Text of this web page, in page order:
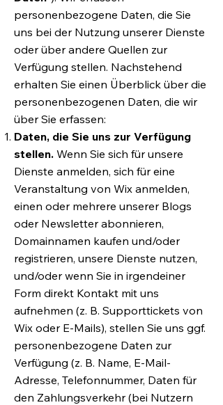
personenbezogene Daten, die Sie
uns bei der Nutzung unserer Dienste
oder über andere Quellen zur
Verfügung stellen. Nachstehend
erhalten Sie einen Überblick über die
personenbezogenen Daten, die wir
über Sie erfassen:
Daten, die Sie uns zur Verfügung
stellen. Wenn Sie sich für unsere
Dienste anmelden, sich für eine
Veranstaltung von Wix anmelden,
einen oder mehrere unserer Blogs
oder Newsletter abonnieren,
Domainnamen kaufen und/oder
registrieren, unsere Dienste nutzen,
und/oder wenn Sie in irgendeiner
Form direkt Kontakt mit uns
aufnehmen (z. B. Supporttickets von
Wix oder E-Mails), stellen Sie uns ggf.
personenbezogene Daten zur
Verfügung (z. B. Name, E-Mail-
Adresse, Telefonnummer, Daten für
den Zahlungsverkehr (bei Nutzern